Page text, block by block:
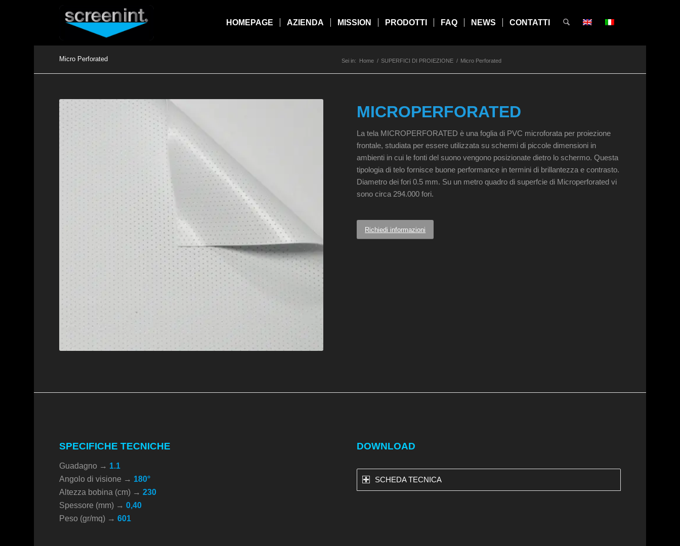
HOMEPAGE AZIENDA MISSION PRODOTTI FAQ NEWS CONTATTI
Micro Perforated Sei in: Home / SUPERFICI DI PROIEZIONE / Micro Perforated
MICROPERFORATED
La tela MICROPERFORATED è una foglia di PVC microforata per proiezione
frontale, studiata per essere utilizzata su schermi di piccole dimensioni in
ambienti in cui le fonti del suono vengono posizionate dietro lo schermo. Questa
tipologia di telo fornisce buone performance in termini di brillantezza e contrasto.
Diametro dei fori 0.5 mm. Su un metro quadro di superfcie di Microperforated vi
sono circa 294.000 fori.
Richiedi informazioni
SPECIFICHE TECNICHE
Guadagno → 1.1
Angolo di visione → 180°
Altezza bobina (cm) →230
Spessore (mm) →0,40
Peso (gr/mq) →601
DOWNLOAD
SCHEDA TECNICA